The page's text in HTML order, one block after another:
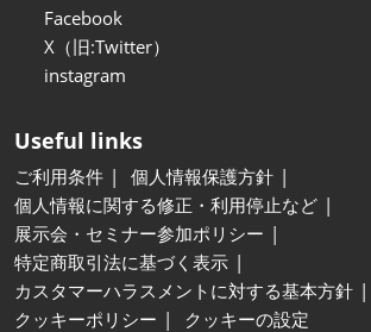
Facebook
X（旧:Twitter）
instagram
Useful links
ご利用条件
個人情報保護方針
個人情報に関する修正・利用停止など
展示会・セミナー参加ポリシー
特定商取引法に基づく表示
カスタマーハラスメントに対する基本方針
クッキーポリシー
クッキーの設定